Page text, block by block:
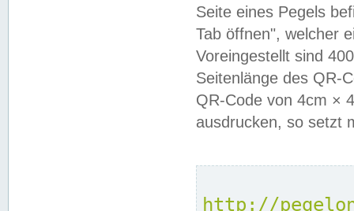
Seite eines Pegels
Tab öffnen", welcher
Voreingestellt sind
Seitenlänge des QR-
QR-Code von 4cm ×
ausdrucken, so setzt
http://